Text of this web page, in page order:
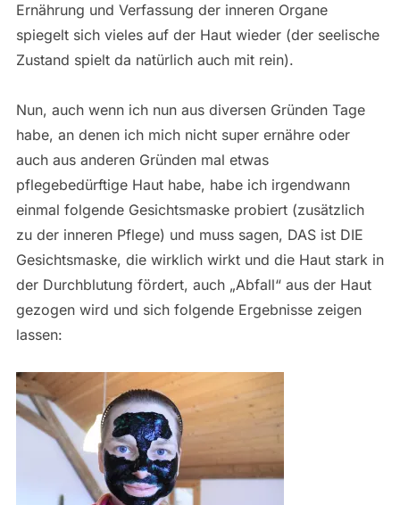
Ernährung und Verfassung der inneren Organe
spiegelt sich vieles auf der Haut wieder (der seelische
Zustand spielt da natürlich auch mit rein).
Nun, auch wenn ich nun aus diversen Gründen Tage
habe, an denen ich mich nicht super ernähre oder
auch aus anderen Gründen mal etwas
pflegebedürftige Haut habe, habe ich irgendwann
einmal folgende Gesichtsmaske probiert (zusätzlich
zu der inneren Pflege) und muss sagen, DAS ist DIE
Gesichtsmaske, die wirklich wirkt und die Haut stark in
der Durchblutung fördert, auch „Abfall“ aus der Haut
gezogen wird und sich folgende Ergebnisse zeigen
lassen: